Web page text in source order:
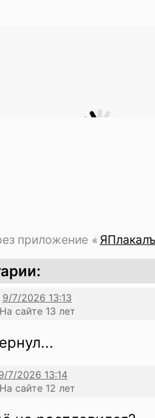
приложение
сайте 13 лет
сайте 12 лет